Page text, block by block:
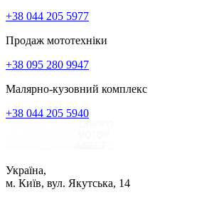
+38 044 205 5977
Продаж мототехніки
+38 095 280 9947
Малярно-кузовний комплекс
+38 044 205 5940
Україна,
м. Київ, вул. Якутська, 14